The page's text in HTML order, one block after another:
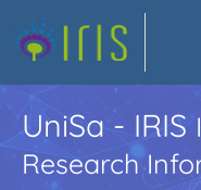
UniSa - IRIS
Research